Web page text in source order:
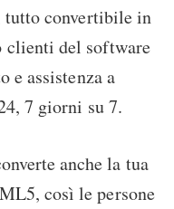
convertibile in
clienti del software
e assistenza a
7 giorni su 7.
anche la tua
così le persone